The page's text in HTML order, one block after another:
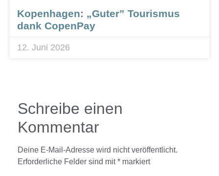
Kopenhagen: „Guter” Tourismus
dank CopenPay
12. Juni 2026
Schreibe einen
Kommentar
Deine E-Mail-Adresse wird nicht veröffentlicht.
Erforderliche Felder sind mit* markiert